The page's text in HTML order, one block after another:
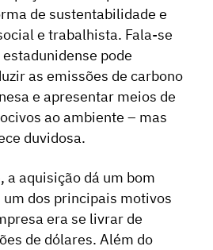
de sustentabilidade e
e trabalhista. Fala-se
pode
as emissões de carbono
e apresentar meios de
ao ambiente – mas
duvidosa.
a aquisição dá um bom
dos principais motivos
era se livrar de
de dólares. Além do